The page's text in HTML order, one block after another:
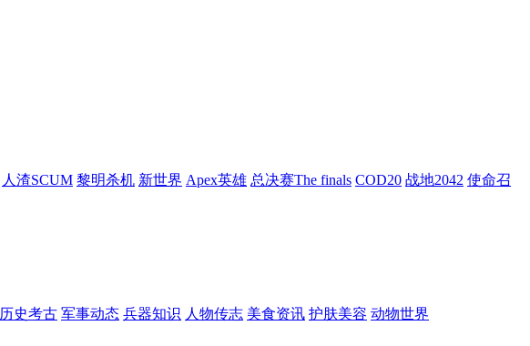
人渣SCUM 黎明杀机 新世界 Apex英雄 总决赛The finals COD20 战地2042 使命召
历史考古 军事动态 兵器知识 人物传志 美食资讯 护肤美容 动物世界